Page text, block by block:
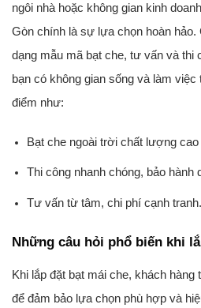
ngôi nhà hoặc không gian kinh
Gòn chính là sự lựa chọn hoàn hảo.
dạng mẫu mã bạt che, tư vấn và thi
bạn có không gian sống và làm
điểm như:
Bạt che ngoài trời chất lượng cao
Thi công nhanh chóng, bảo hành
Tư vấn từ tâm, chi phí cạnh tranh.
Những câu hỏi phổ biến khi
Khi lắp đặt bạt mái che, khách
để đảm bảo lựa chọn phù hợp và